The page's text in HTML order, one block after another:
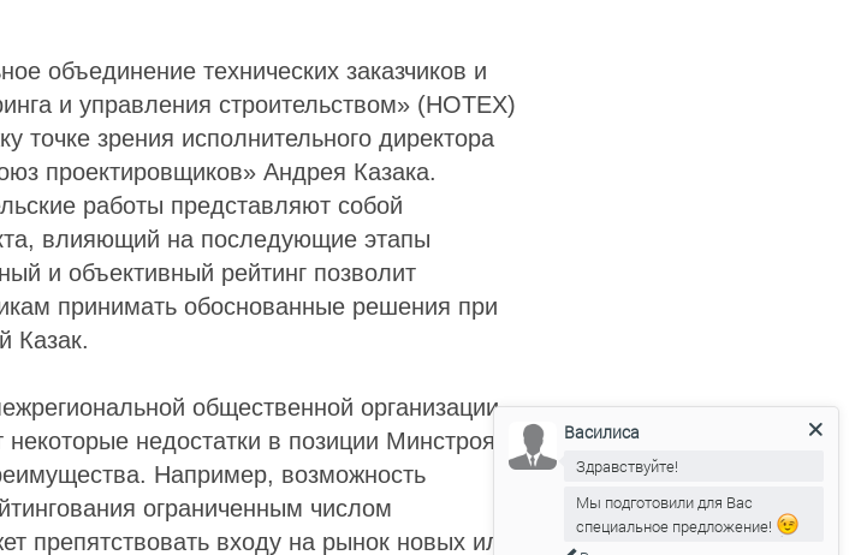
объединение технических заказчиков и
и управления строительством» (НОТЕХ)
точке зрения исполнительного директора
проектировщиков» Андрея Казака.
работы представляют собой
влияющий на последующие этапы
и объективный рейтинг позволит
принимать обоснованные решения при
Казак.
общественной организации
недостатки в позиции Минстроя,
Например, возможность
ограниченным числом
препятствовать входу на рынок новых или
Василиса
Здравствуйте!
Мы подготовили для Вас
специальное предложение!